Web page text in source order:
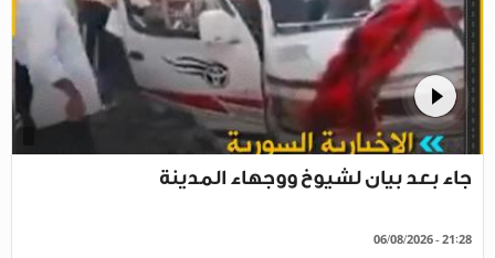
جاء بعد بيان لشيوخ ووجهاء المدينة
06/08/2026 - 21:28